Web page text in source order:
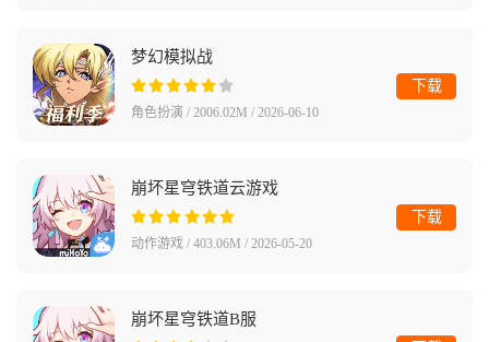
梦幻模拟战
角色扮演 / 2006.02M / 2026-06-10
下载
崩坏星穹铁道云游戏
动作游戏 / 403.06M / 2026-05-20
下载
崩坏星穹铁道B服